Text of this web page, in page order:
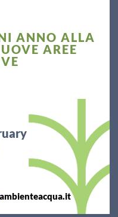
ANNO ALLA
AREE
ambienteacqua.it